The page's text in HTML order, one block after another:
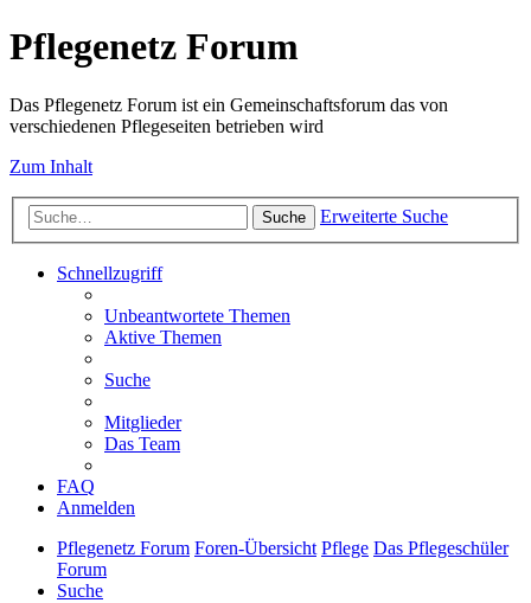
Pflegenetz Forum
Das Pflegenetz Forum ist ein Gemeinschaftsforum das von
verschiedenen Pflegeseiten betrieben wird
Zum Inhalt
Suche Erweiterte Suche
Schnellzugriff
Unbeantwortete Themen
Aktive Themen
Suche
Mitglieder
Das Team
FAQ
Anmelden
Pflegenetz Forum Foren-Übersicht Pflege Das Pflegeschüler
Forum
Suche